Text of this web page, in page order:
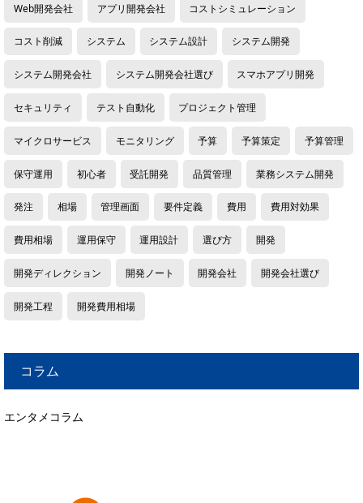
Web開発会社 アプリ開発会社 コストシミュレーション
コスト削減 システム システム設計 システム開発
システム開発会社 システム開発会社選び スマホアプリ開発
セキュリティ テスト自動化 プロジェクト管理
マイクロサービス モニタリング 予算 予算策定 予算管理
保守運用 初心者 受託開発 品質管理 業務システム開発
発注 相場 管理画面 要件定義 費用 費用対効果
費用相場 運用保守 運用設計 選び方 開発
開発ディレクション 開発ノート 開発会社 開発会社選び
開発工程 開発費用相場
コラム
エンタメコラム